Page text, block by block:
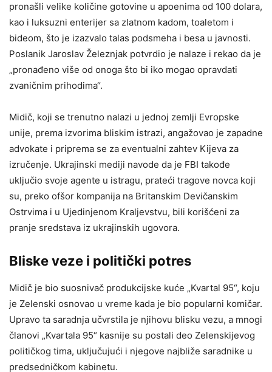
pronašli velike količine gotovine u apoenima od 100 dolara,
kao i luksuzni enterijer sa zlatnom kadom, toaletom i
bideom, što je izazvalo talas podsmeha i besa u javnosti.
Poslanik Jaroslav Železnjak potvrdio je nalaze i rekao da je
„pronađeno više od onoga što bi iko mogao opravdati
zvaničnim prihodima“.
Midič, koji se trenutno nalazi u jednoj zemlji Evropske
unije, prema izvorima bliskim istrazi, angažovao je zapadne
advokate i priprema se za eventualni zahtev Kijeva za
izručenje. Ukrajinski mediji navode da je FBI takođe
uključio svoje agente u istragu, prateći tragove novca koji
su, preko ofšor kompanija na Britanskim Devičanskim
Ostrvima i u Ujedinjenom Kraljevstvu, bili korišćeni za
pranje sredstava iz ukrajinskih ugovora.
Bliske veze i politički potres
Midič je bio suosnivač produkcijske kuće „Kvartal 95“, koju
je Zelenski osnovao u vreme kada je bio popularni komičar.
Upravo ta saradnja učvrstila je njihovu blisku vezu, a mnogi
članovi „Kvartala 95“ kasnije su postali deo Zelenskijevog
političkog tima, uključujući i njegove najbliže saradnike u
predsedničkom kabinetu.